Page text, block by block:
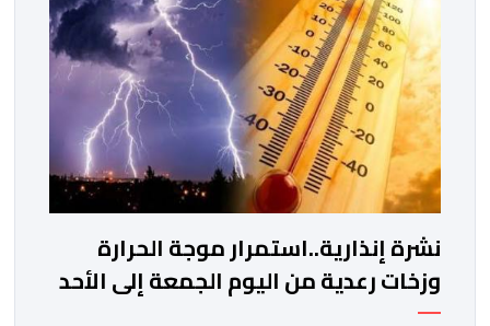
نشرة إنذارية..استمرار موجة الحرارة
وزخات رعدية من اليوم الجمعة إلى الأحد